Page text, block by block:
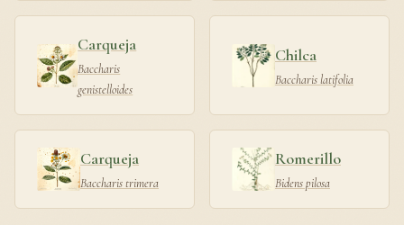
Carqueja
Baccharis
genistelloides
Chilca
Baccharis latifolia
Carqueja
Baccharis trimera
Romerillo
Bidens pilosa